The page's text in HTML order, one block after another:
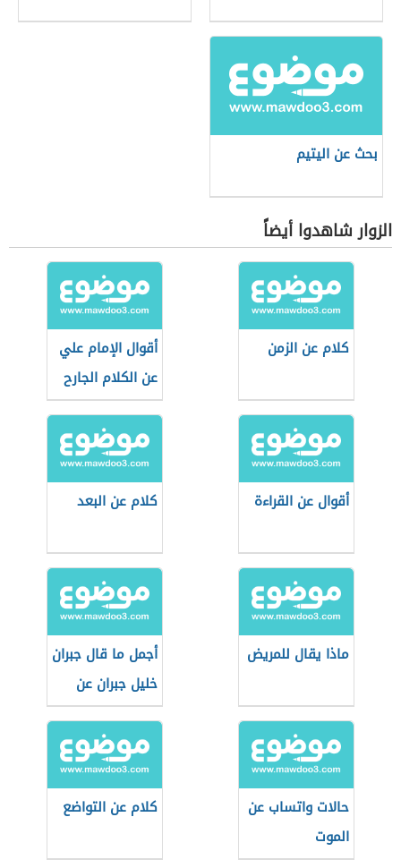
بحث عن اليتيم
الزوار شاهدوا أيضاً
كلام عن الزمن
أقوال الإمام علي
عن الكلام الجارح
أقوال عن القراءة كلام عن البعد
ماذا يقال للمريض
أجمل ما قال جبران
خليل جبران عن
الحياة
حالات واتساب عن
الموت
كلام عن التواضع